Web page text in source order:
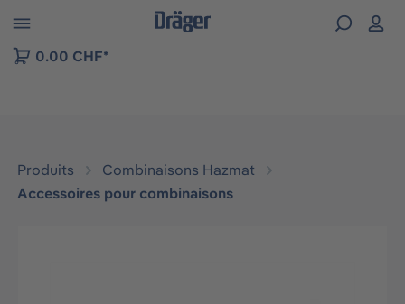
to B2B platform navigation
0.00 CHF*
Produits
Combinaisons Hazmat
Accessoires pour combinaisons